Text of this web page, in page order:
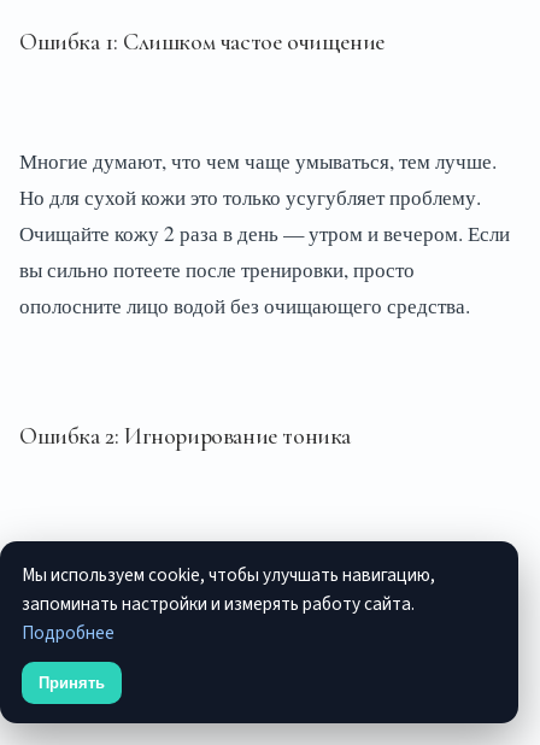
Ошибка 1: Слишком частое очищение
Многие думают, что чем чаще умываться, тем лучше.
Но для сухой кожи это только усугубляет проблему.
Очищайте кожу 2 раза в день — утром и вечером. Если
вы сильно потеете после тренировки, просто
ополосните лицо водой без очищающего средства.
Ошибка 2: Игнорирование тоника
тоника сыворотки и кремы впитываются хуже, а кожа
остаётся обезвоженной.
Мы используем cookie, чтобы улучшать навигацию,
запоминать настройки и измерять работу сайта.
Подробнее
Принять